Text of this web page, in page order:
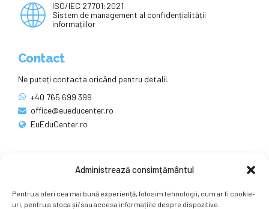
Administrează consimțământul
Pentru a oferi cea mai bună experiență, folosim tehnologii, cum ar fi cookie-
uri, pentru a stoca și/sau accesa informațiile despre dispozitive.
ISO/IEC 27701:2021
Sistem de management al confidențialității
informațiilor
Contact
Ne puteți contacta oricând pentru detalii.
+40 765 699 399
office@eueducenter.ro
EuEduCenter.ro
Ne puteți găsi și pe rețelele sociale.